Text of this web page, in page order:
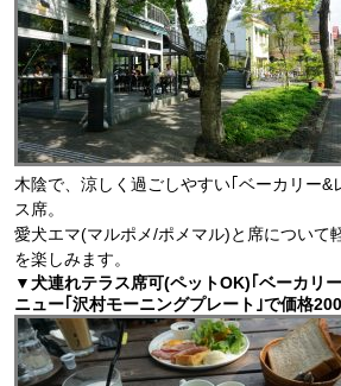
木陰で、涼しく過ごしやすい｢ベーカリー&
ス席。
愛犬エマ(マルポメ/ポメマル)と席について
を楽しみます。
▼犬連れテラス席可(ペットOK)｢ベーカリ
ニュー｢沢村モーニングプレート｣で価格